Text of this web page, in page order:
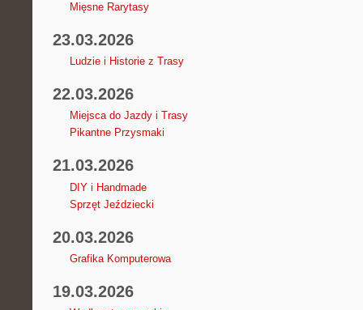
Mięsne Rarytasy
23.03.2026
Ludzie i Historie z Trasy
22.03.2026
Miejsca do Jazdy i Trasy
Pikantne Przysmaki
21.03.2026
DIY i Handmade
Sprzęt Jeździecki
20.03.2026
Grafika Komputerowa
19.03.2026